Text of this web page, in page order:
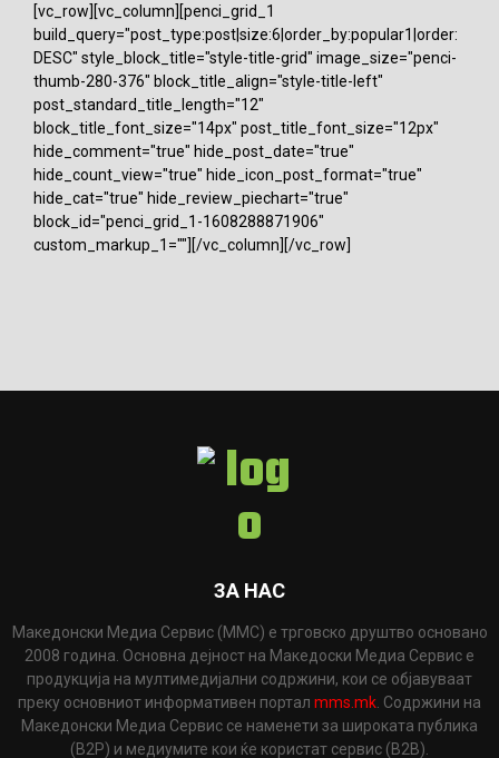
[vc_row][vc_column][penci_grid_1
build_query="post_type:post|size:6|order_by:popular1|order:
DESC" style_block_title="style-title-grid" image_size="penci-
thumb-280-376" block_title_align="style-title-left"
post_standard_title_length="12"
block_title_font_size="14px" post_title_font_size="12px"
hide_comment="true" hide_post_date="true"
hide_count_view="true" hide_icon_post_format="true"
hide_cat="true" hide_review_piechart="true"
block_id="penci_grid_1-1608288871906"
custom_markup_1=""][/vc_column][/vc_row]
ЗА НАС
Македонски Медиа Сервис (ММС) е трговско друштво основано
2008 година. Основна дејност на Македоски Медиа Сервис е
продукција на мултимедијални содржини, кои се објавуваат
преку основниот информативен портал mms.mk . Содржини на
Македонски Медиа Сервис се наменети за широката публика
(B2P) и медиумите кои ќе користат сервис (B2B).